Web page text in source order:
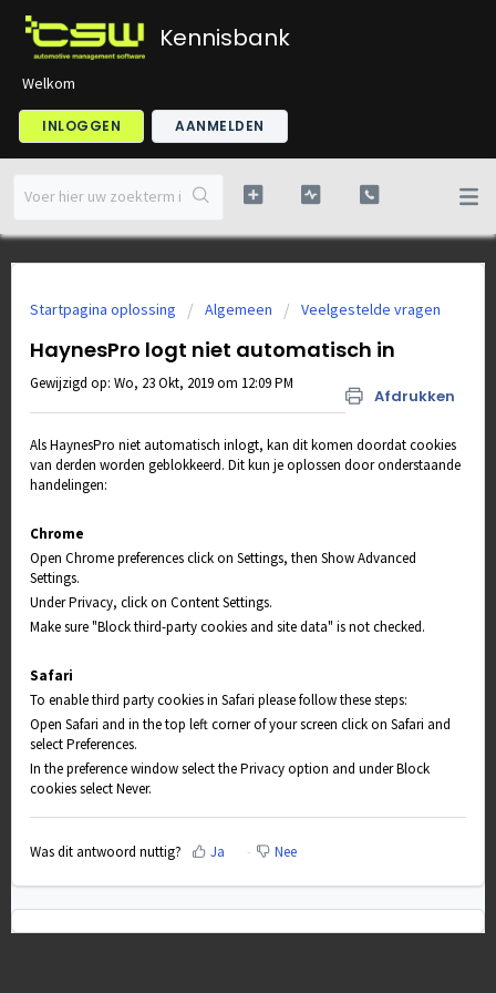
Kennisbank
Welkom
INLOGGEN AANMELDEN
Startpagina oplossing Algemeen Veelgestelde vragen
HaynesPro logt niet automatisch in
Afdrukken
Gewijzigd op: Wo, 23 Okt, 2019 om 12:09 PM
Als HaynesPro niet automatisch inlogt, kan dit komen doordat cookies
van derden worden geblokkeerd. Dit kun je oplossen door onderstaande
handelingen:
Chrome
Open Chrome preferences click on Settings, then Show Advanced
Settings.
Under Privacy, click on Content Settings.
Make sure "Block third-party cookies and site data" is not checked.
Safari
To enable third party cookies in Safari please follow these steps:
Open Safari and in the top left corner of your screen click on Safari and
select Preferences.
In the preference window select the Privacy option and under Block
cookies select Never.
Was dit antwoord nuttig? Ja Nee